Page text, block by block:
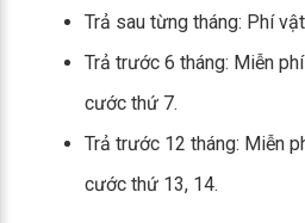
Trả sau từng tháng: Phí
Trả trước 6 tháng: Miễn
cước thứ 7.
Trả trước 12 tháng: Miễn
cước thứ 13, 14.